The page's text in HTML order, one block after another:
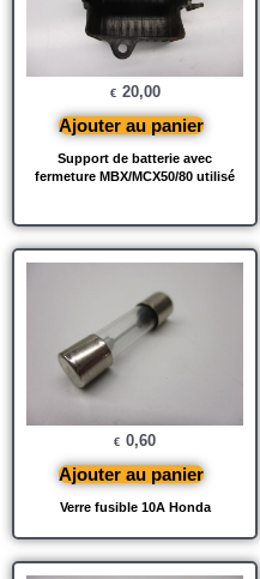
Support de batterie avec
fermeture MBX/MCX50/80 utilisé
€ 20,00
Ajouter au panier
Verre fusible 10A Honda
€ 0,60
Ajouter au panier